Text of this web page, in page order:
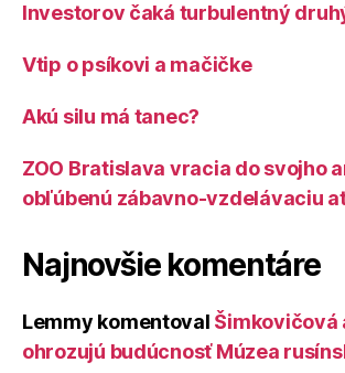
Investorov čaká turbulentný
Vtip o psíkovi a mačičke
Akú silu má tanec?
ZOO Bratislava vracia do svojho
obľúbenú zábavno-vzdelávaciu
Najnovšie komentáre
Lemmy komentoval Šimkovičová
ohrozujú budúcnosť Múzea